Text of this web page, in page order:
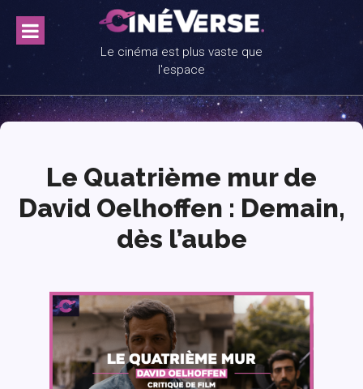
content
Le cinéma est plus vaste que
l'espace
Le Quatrième mur de
David Oelhoffen : Demain,
dès l’aube